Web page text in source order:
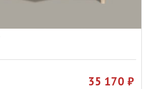
35 170